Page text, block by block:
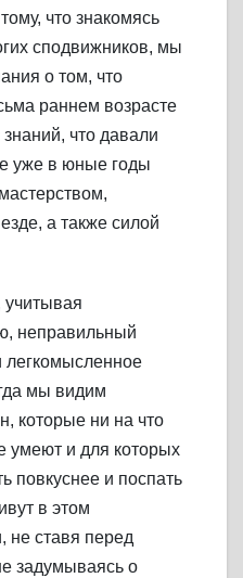
что знакомясь
сподвижников, мы
о том, что
раннем возрасте
что давали
уже в юные годы
а также силой
учитывая
неправильный
легкомысленное
мы видим
которые ни на что
умеют и для которых
повкуснее и поспать
в этом
не ставя перед
задумываясь о